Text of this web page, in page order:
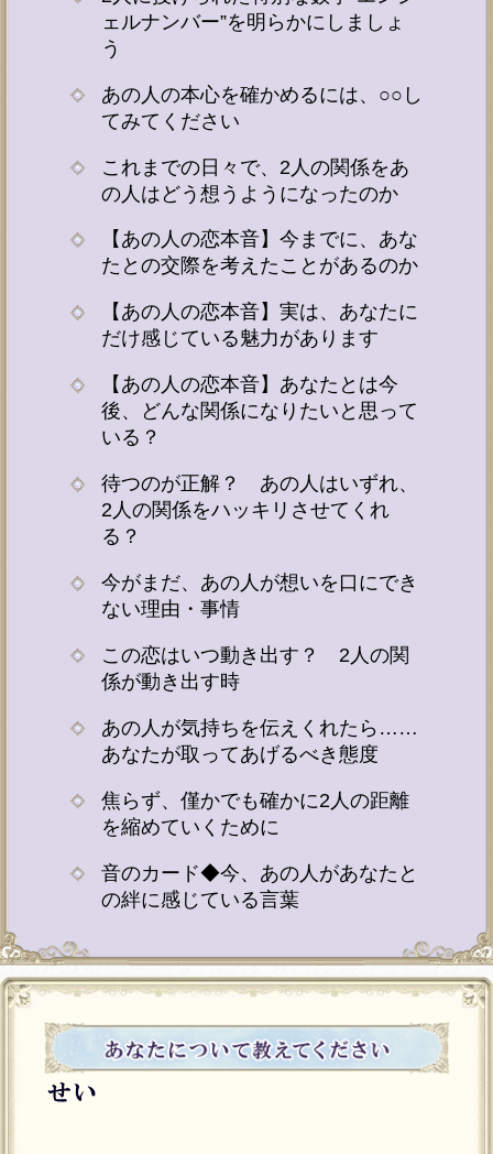
ェルナンバー”を明らかにしましょ
う
あの人の本心を確かめるには、○○し
てみてください
これまでの日々で、2人の関係をあ
の人はどう想うようになったのか
【あの人の恋本音】今までに、あな
たとの交際を考えたことがあるのか
【あの人の恋本音】実は、あなたに
だけ感じている魅力があります
【あの人の恋本音】あなたとは今
後、どんな関係になりたいと思って
いる？
待つのが正解？ あの人はいずれ、
2人の関係をハッキリさせてくれ
る？
今がまだ、あの人が想いを口にでき
ない理由・事情
この恋はいつ動き出す？ 2人の関
係が動き出す時
あの人が気持ちを伝えくれたら……
あなたが取ってあげるべき態度
焦らず、僅かでも確かに2人の距離
を縮めていくために
音のカード◆今、あの人があなたと
の絆に感じている言葉